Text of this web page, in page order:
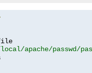
apache/passwd/